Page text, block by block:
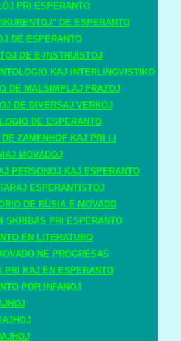
PRI ESPERANTO
DE ESPERANTO
DE ESPERANTO
DE E-INSTRUISTOJ
KAJ INTERLINGVISTIKO
DE MALSIMPLAJ FRAZOJ
DE DIVERSAJ VERKOJ
DE ESPERANTO
ZAMENHOF KAJ PRI LI
MOVADOJ
PERSONOJ KAJ ESPERANTO
ESPERANTISTOJ
DE RUSIA E-MOVADO
SKRIBAS PRI ESPERANTO
EN LITERATURO
NE PROGRESAS
PRI KAJ EN ESPERANTO
POR INFANOJ